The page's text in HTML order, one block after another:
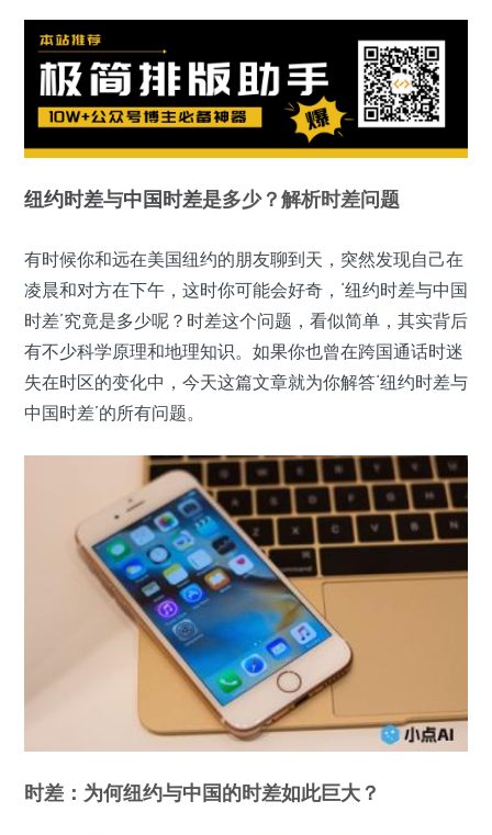
纽约时差与中国时差是多少？解析时差问题
有时候你和远在美国纽约的朋友聊到天，突然发现自己在
凌晨和对方在下午，这时你可能会好奇，‘纽约时差与中国
时差’究竟是多少呢？时差这个问题，看似简单，其实背后
有不少科学原理和地理知识。如果你也曾在跨国通话时迷
失在时区的变化中，今天这篇文章就为你解答‘纽约时差与
中国时差’的所有问题。
时差：为何纽约与中国的时差如此巨大？